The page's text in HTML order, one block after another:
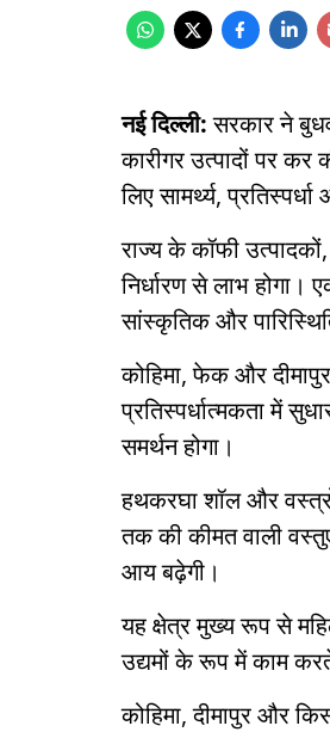
नई दिल्ली:सरकार ने
कारीगर उत्पादों पर
लिए सामर्थ्य,
राज्य के कॉफी
निर्धारण से लाभ
सांस्कृतिक और
कोहिमा, फेक और
प्रतिस्पर्धात्मकता में
समर्थन होगा।
हथकरघा शॉल और
तक की कीमत वाली
आय बढ़ेगी।
यह क्षेत्र मुख्य रूप से
उद्यमों के रूप में काम
कोहिमा, दीमापुर और